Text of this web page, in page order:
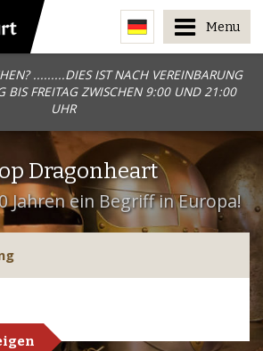
.........DIES IST NACH VEREINBARUNG
BIS FREITAG ZWISCHEN 9:00 UND 21:00
UHR
Menu
Dragonheart
Jahren ein Begriff in Europa!